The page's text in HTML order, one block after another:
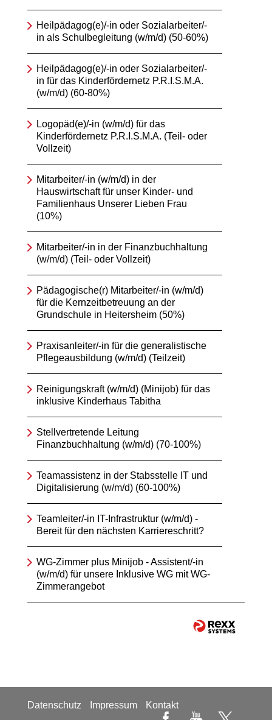
Heilpädagog(e)/-in oder Sozialarbeiter/-
in als Schulbegleitung (w/m/d) (50-60%)
Heilpädagog(e)/-in oder Sozialarbeiter/-
in für das Kinderfördernetz P.R.I.S.M.A.
(w/m/d) (60-80%)
Logopäd(e)/-in (w/m/d) für das
Kinderfördernetz P.R.I.S.M.A. (Teil- oder
Vollzeit)
Mitarbeiter/-in (w/m/d) in der
Hauswirtschaft für unser Kinder- und
Familienhaus Unserer Lieben Frau
(10%)
Mitarbeiter/-in in der Finanzbuchhaltung
(w/m/d) (Teil- oder Vollzeit)
Pädagogische(r) Mitarbeiter/-in (w/m/d)
für die Kernzeitbetreuung an der
Grundschule in Heitersheim (50%)
Praxisanleiter/-in für die generalistische
Pflegeausbildung (w/m/d) (Teilzeit)
Reinigungskraft (w/m/d) (Minijob) für das
inklusive Kinderhaus Tabitha
Stellvertretende Leitung
Finanzbuchhaltung (w/m/d) (70-100%)
Teamassistenz in der Stabsstelle IT und
Digitalisierung (w/m/d) (60-100%)
Teamleiter/-in IT-Infrastruktur (w/m/d) -
Bereit für den nächsten Karriereschritt?
WG-Zimmer plus Minijob - Assistent/-in
(w/m/d) für unsere Inklusive WG mit WG-
Zimmerangebot
Datenschutz Impressum Kontakt